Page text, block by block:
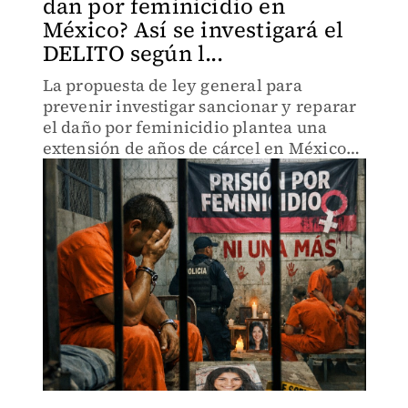
México? Así se investigará el
DELITO según l...
La propuesta de ley general para
prevenir investigar sancionar y reparar
el daño por feminicidio plantea una
extensión de años de cárcel en México
por este delito